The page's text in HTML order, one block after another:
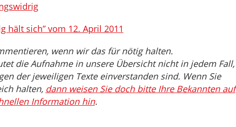
hält sich” vom 12. April 2011
wenn wir das für nötig halten.
die Aufnahme in unsere Übersicht nicht in jedem Fall,
der jeweiligen Texte einverstanden sind. Wenn Sie
halten, dann weisen Sie doch bitte Ihre Bekannten auf
Information hin.